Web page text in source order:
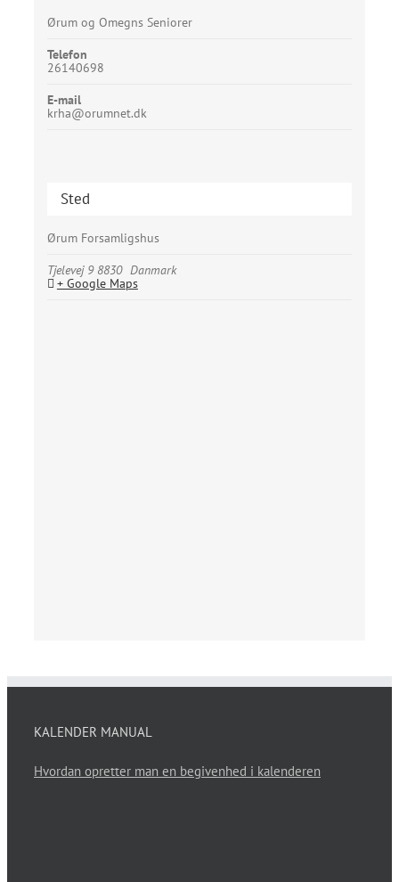
Ørum og Omegns Seniorer
Telefon
26140698
E-mail
krha@orumnet.dk
Sted
Ørum Forsamligshus
Tjelevej 9 8830 Danmark
+ Google Maps
KALENDER MANUAL
Hvordan opretter man en begivenhed i kalenderen